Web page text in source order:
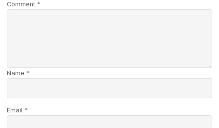
Comment *
Name *
Email *